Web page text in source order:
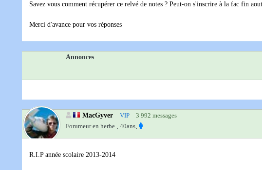
Savez vous comment récupérer ce relvé de notes ? Peut-on s'inscrire à la fac fin
Merci d'avance pour vos réponses
Annonces
MacGyver VIP
3 992 messages
Forumeur en herbe ‚ 40ans‚
R.I.P année scolaire 2013-2014